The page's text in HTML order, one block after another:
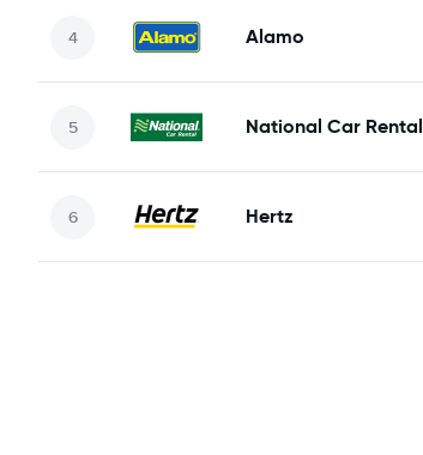
Alamo
National Car Rental
Hertz